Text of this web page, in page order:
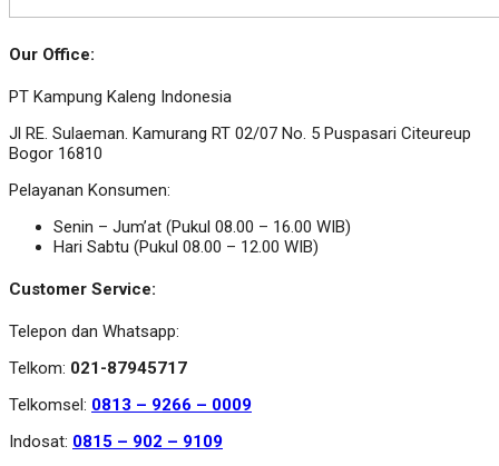
Our Office:
PT Kampung Kaleng Indonesia
Jl RE. Sulaeman. Kamurang RT 02/07 No. 5 Puspasari Citeureup
Bogor 16810
Pelayanan Konsumen:
Senin – Jum’at (Pukul 08.00 – 16.00 WIB)
Hari Sabtu (Pukul 08.00 – 12.00 WIB)
Customer Service:
Telepon dan Whatsapp:
Telkom: 021-87945717
Telkomsel: 0813 – 9266 – 0009
Indosat: 0815 – 902 – 9109